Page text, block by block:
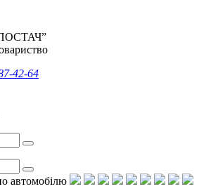
42-64
автомобілю